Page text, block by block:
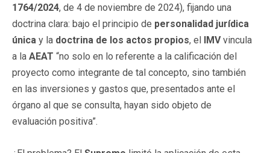
1764/2024, de 4 de noviembre de 2024), fijando una
doctrina clara: bajo el principio de personalidad jurídica
única y la doctrina de los actos propios, el IMVvincula
a la AEAT “no solo en lo referente a la calificación del
proyecto como integrante de tal concepto, sino también
en las inversiones y gastos que, presentados ante el
órgano al que se consulta, hayan sido objeto de
evaluación positiva”.